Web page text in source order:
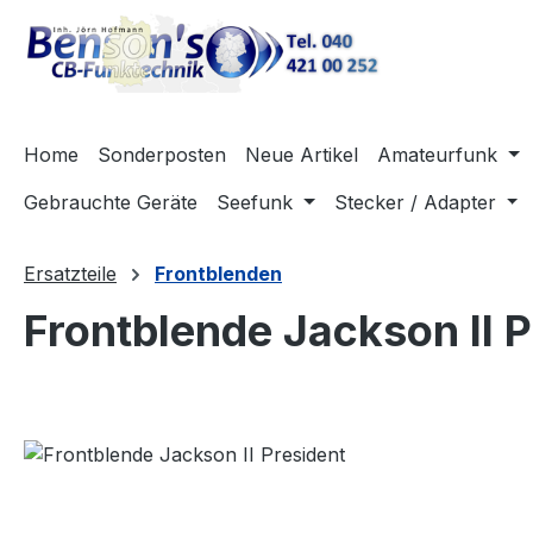
Hauptinhalt springen
Zur Suche springen
Zur Hauptnavigation springen
Home Sonderposten Neue Artikel Amateurfunk
Gebrauchte Geräte
Seefunk Stecker / Adapter
Ersatzteile Frontblenden
Frontblende Jackson II
Bildergalerie überspringen